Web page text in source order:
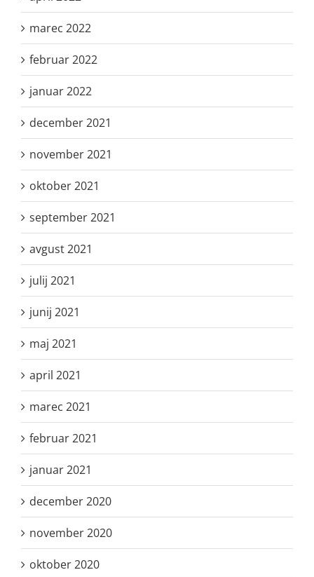
marec 2022
februar 2022
januar 2022
december 2021
november 2021
oktober 2021
september 2021
avgust 2021
julij 2021
junij 2021
maj 2021
april 2021
marec 2021
februar 2021
januar 2021
december 2020
november 2020
oktober 2020